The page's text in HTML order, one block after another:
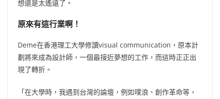
想還是太遙遠了。
原來有這行業啊！
Deme在香港理工大學修讀visual communication，原本計
劃將來成為設計師，一個最接近夢想的工作，而這時正正出
現了轉折。
「在大學時，我遇到台灣的論壇，例如噗浪、創作革命等，